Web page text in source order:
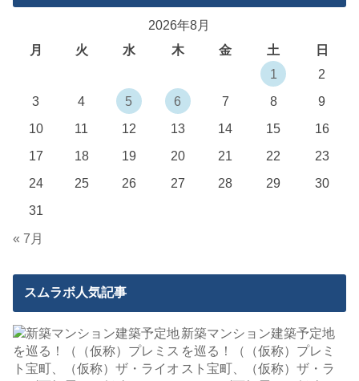
2026年8月
月
火 水 木 金 土
日
1
2
3
4 5 6 7 8
9
10
11 12 13 14 15
16
17
18 19 20 21 22
23
24
25 26 27 28 29
30
31
« 7月
スムラボ人気記事
新築マンション建築予定地
を巡る！（（仮称）プレミ
スト宝町、（仮称）ザ・ラ